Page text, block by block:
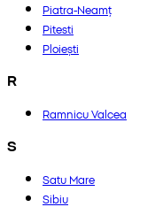
Piatra-Neamț
Pitesti
Ploiești
R
Ramnicu Valcea
S
Satu Mare
Sibiu